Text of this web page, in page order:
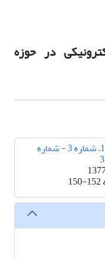
در حوزه
دوره 1، شماره 3 - شماره
150-152